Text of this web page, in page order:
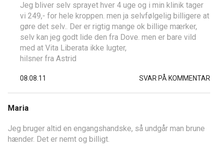
Jeg bliver selv sprayet hver 4 uge og i min klinik tager
vi 249,- for hele kroppen. men ja selvfølgelig billigere at
gøre det selv.. Der er rigtig mange ok billige mærker,
selv kan jeg godt lide den fra Dove. men er bare vild
med at Vita Liberata ikke lugter,
hilsner fra Astrid
08.08.11 SVAR PÅ KOMMENTAR
Maria
Jeg bruger altid en engangshandske, så undgår man brune
hænder. Det er nemt og billigt.